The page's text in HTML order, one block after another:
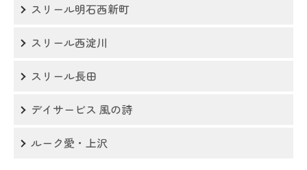
スリール明石西新町
スリール西淀川
スリール長田
デイサービス 風の詩
ルーク愛・上沢